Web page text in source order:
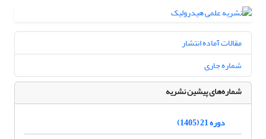
مقالات آماده انتشار
شماره جاری
شماره‌های پیشین نشریه
دوره 21 (1405)